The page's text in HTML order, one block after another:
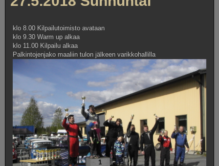
klo 8.00 Kilpailutoimisto avataan
klo 9.30 Warm up alkaa
klo 11.00 Kilpailu alkaa
Palkintojenjako maaliin tulon jälkeen varikkohallilla